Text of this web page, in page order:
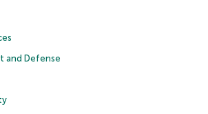
and Defense